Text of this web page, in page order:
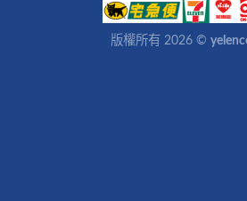
版權所有 2026 ©